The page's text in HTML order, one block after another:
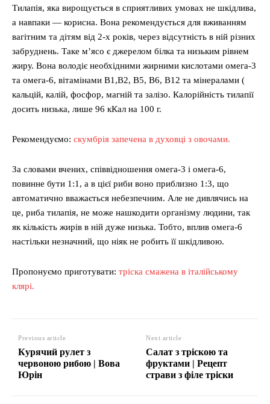
Тилапія, яка вирощується в сприятливих умовах не шкідлива,
а навпаки — корисна. Вона рекомендується для вживанням
вагітним та дітям від 2-х років, через відсутність в ній різних
забруднень. Таке м’ясо є джерелом білка та низьким рівнем
жиру. Вона володіє необхідними жирними кислотами омега-3
та омега-6, вітамінами В1,В2, В5, В6, В12 та мінералами (
кальцій, калій, фосфор, магній та залізо. Калорійність тилапії
досить низька, лише 96 кКал на 100 г.
Рекомендуємо: скумбрія запечена в духовці з овочами.
За словами вчених, співвідношення омега-3 і омега-6,
повинне бути 1:1, а в цієї риби воно приблизно 1:3, що
автоматично вважається небезпечним. Але не дивлячись на
це, риба тилапія, не може нашкодити організму людини, так
як кількість жирів в ній дуже низька. Тобто, вплив омега-6
настільки незначний, що ніяк не робить її шкідливою.
Пропонуємо приготувати: тріска смажена в італійському
клярі.
Previous article
Курячий рулет з
червоною рибою | Вова
Юрін
Next article
Салат з тріскою та
фруктами | Рецепт
страви з філе тріски